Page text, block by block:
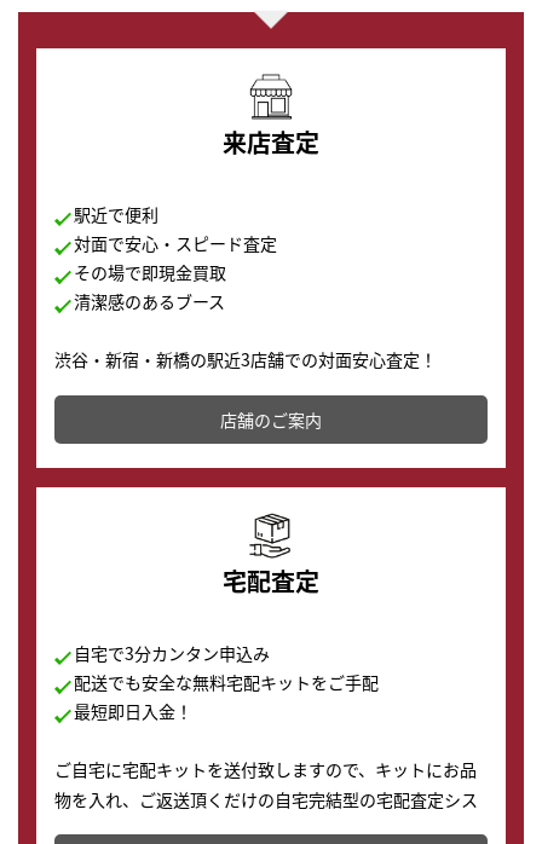
来店査定
駅近で便利
対面で安心・スピード査定
その場で即現金買取
清潔感のあるブース
渋谷・新宿・新橋の駅近3店舗での対面安心査定！
その場で現金買取致します。渋谷本店では、時計販売の
店舗を併設しており、下取りに出してお得に新しい時計
の購入もできます♪
店舗のご案内
宅配査定
自宅で3分カンタン申込み
配送でも安全な無料宅配キットをご手配
最短即日入金！
ご自宅に宅配キットを送付致しますので、キットにお品
物を入れ、ご返送頂くだけの自宅完結型の宅配査定シス
テムです。